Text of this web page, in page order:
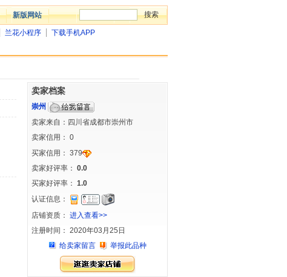
新版网站
兰花小程序
下载手机APP
卖家档案
崇州
卖家来自：四川省成都市崇州市
卖家信用： 0
买家信用： 379
卖家好评率： 0.0
买家好评率： 1.0
认证信息：
店铺资质： 进入查看>>
注册时间： 2020年03月25日
给卖家留言
举报此品种